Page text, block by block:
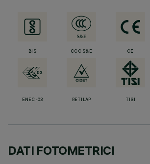
BIS CCC S&E CE
ENEC-03 RETILAP TISI
DATI FOTOMETRICI